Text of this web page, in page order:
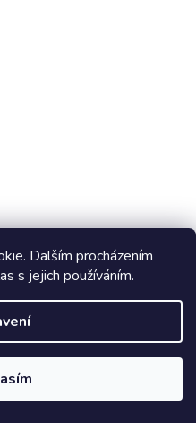
Dalším procházením
s jejich používáním.
I-23 jasan bílý
DO KOŠÍKU
47 cm Rohová vitrína ze
v horní polovině je